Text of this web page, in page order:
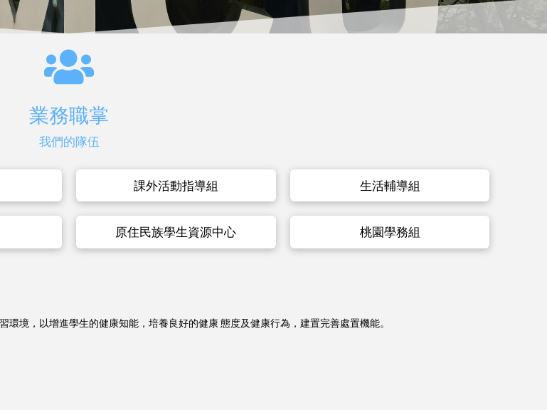
業務職掌
我們的隊伍
課外活動指導組 生活輔導組
原住民族學生資源中心 桃園學務組
境，以增進學生的健康知能，培養良好的健康 態度及健康行為，建置完善處置機能。